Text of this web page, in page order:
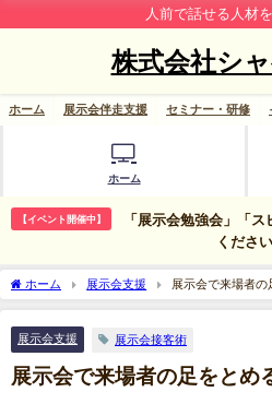
人前で話せる人材
株式会社シ
ホーム 展示会伴走支援 セミナー・研修
ホーム
【イベント開催中】
「展示会勉強会」「
ください
ホーム 展示会支援 展示会で来場者の
展示会支援 展示会接客術
展示会で来場者の足をとめ